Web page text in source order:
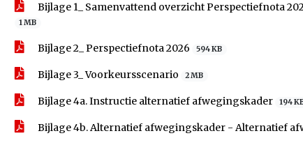
Bijlage 1_ Samenvattend overzicht Perspectiefnota
1 MB
Bijlage 2_ Perspectiefnota 2026 594 KB
Bijlage 3_ Voorkeursscenario 2 MB
Bijlage 4a. Instructie alternatief afwegingskader 194
Bijlage 4b. Alternatief afwegingskader - Alternatief